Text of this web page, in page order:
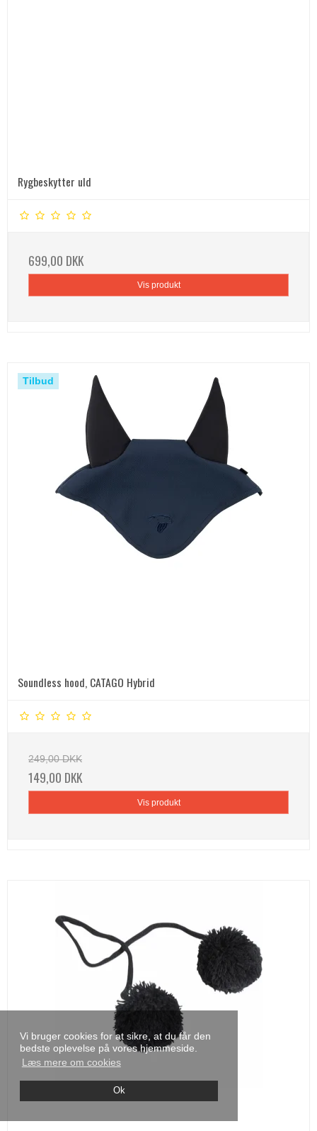
Vi bruger cookies for at sikre, at du får den
bedste oplevelse på vores hjemmeside.
Læs mere om cookies
Ok
Rygbeskytter uld
699,00 DKK
Vis produkt
Tilbud
Soundless hood, CATAGO Hybrid
249,00 DKK
149,00 DKK
Vis produkt